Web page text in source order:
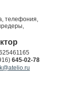
телефония,
645-02-78